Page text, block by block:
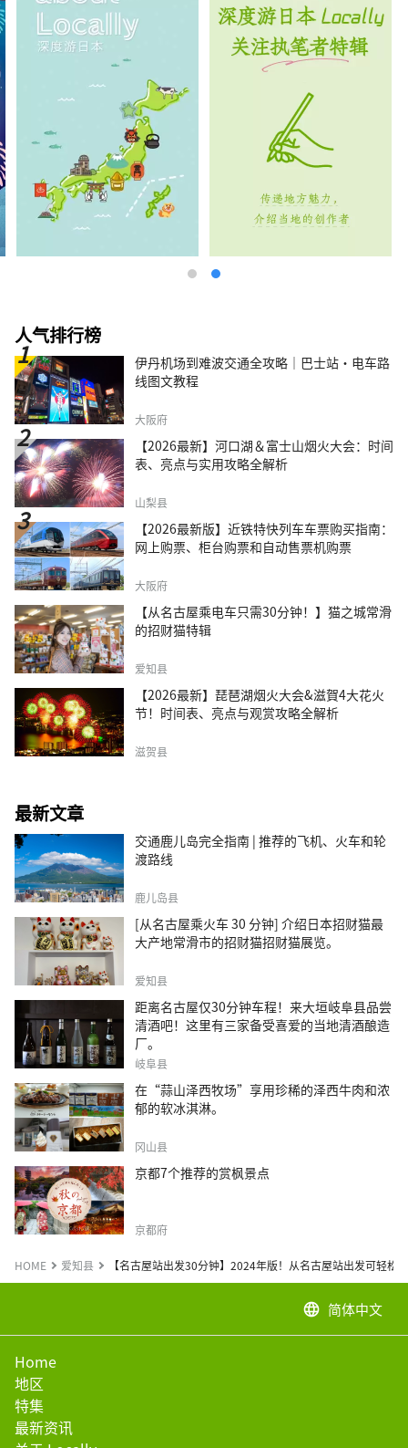
人气排行榜
伊丹机场到难波交通全攻略｜巴士站・电车路
线图文教程
大阪府
【2026最新】河口湖＆富士山烟火大会：时间
表、亮点与实用攻略全解析
山梨县
【2026最新版】近铁特快列车车票购买指南：
网上购票、柜台购票和自动售票机购票
大阪府
【从名古屋乘电车只需30分钟！】猫之城常滑
的招财猫特辑
爱知县
【2026最新】琵琶湖烟火大会&滋賀4大花火
节！时间表、亮点与观赏攻略全解析
滋贺县
最新文章
交通鹿儿岛完全指南 | 推荐的飞机、火车和轮
渡路线
鹿儿岛县
[从名古屋乘火车 30 分钟] 介绍日本招财猫最
大产地常滑市的招财猫招财猫展览。
爱知县
距离名古屋仅30分钟车程！来大垣岐阜县品尝
清酒吧！这里有三家备受喜爱的当地清酒酿造
厂。
岐阜县
在“蒜山泽西牧场”享用珍稀的泽西牛肉和浓
郁的软冰淇淋。
冈山县
京都7个推荐的赏枫景点
京都府
HOME 爱知县 【名古屋站出发30分钟】2024年版！从名古屋站出发可轻松
language 简体中文
Home
地区
特集
最新资讯